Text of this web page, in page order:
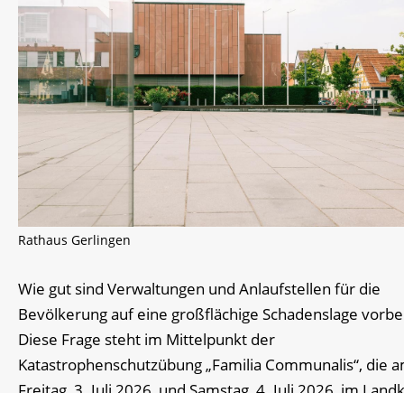
Rathaus Gerlingen
Wie gut sind Verwaltungen und Anlaufstellen für die
Bevölkerung auf eine großflächige Schadenslage
Diese Frage steht im Mittelpunkt der
Katastrophenschutzübung „Familia Communalis“, die